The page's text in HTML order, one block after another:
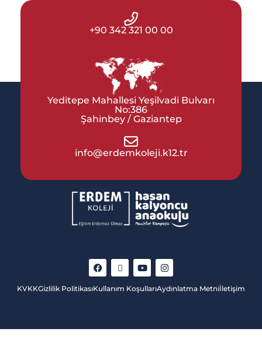
+90 342 321 00 00
Yeditepe Mahallesi Yeşilvadi Bulvarı
No:386
Şahinbey / Gaziantep
info@erdemkoleji.k12.tr
KVKKGizlilik PolitikasıKullanım KoşullarıAydınlatma Metniİletişim